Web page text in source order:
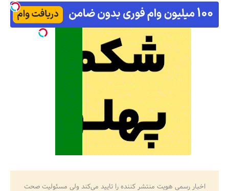
اخبار رسمی هویت منتشر کننده را تایید می‌کند ولی مسئولیت صحت